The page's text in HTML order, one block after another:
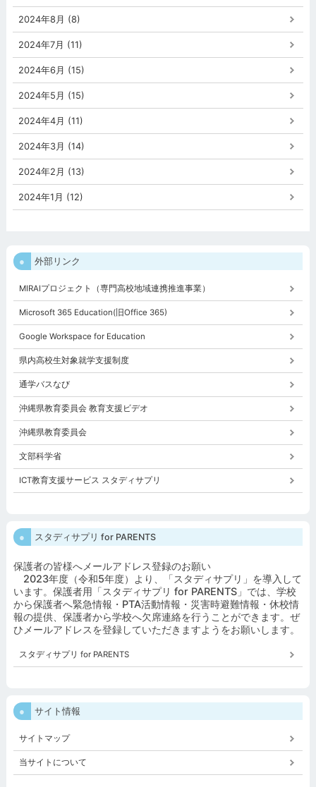
2024年8月 (8)
2024年7月 (11)
2024年6月 (15)
2024年5月 (15)
2024年4月 (11)
2024年3月 (14)
2024年2月 (13)
2024年1月 (12)
外部リンク
MIRAIプロジェクト（専門高校地域連携推進事業）
Microsoft 365 Education(旧Office 365)
Google Workspace for Education
県内高校生対象就学支援制度
通学バスなび
沖縄県教育委員会 教育支援ビデオ
沖縄県教育委員会
文部科学省
ICT教育支援サービス スタディサプリ
スタディサプリ for PARENTS
保護者の皆様へメールアドレス登録のお願い
2023年度（令和5年度）より、「スタディサプリ」を導入して
います。保護者用「スタディサプリ for PARENTS」では、学校
から保護者へ緊急情報・PTA活動情報・災害時避難情報・休校情
報の提供、保護者から学校へ欠席連絡を行うことができます。ぜ
ひメールアドレスを登録していただきますようをお願いします。
スタディサプリ for PARENTS
サイト情報
サイトマップ
当サイトについて